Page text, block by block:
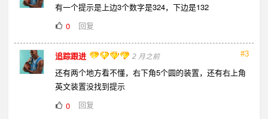
有一个提示是上边3个数字是324，下边是132
0
回复
#3
追踪跟进 2 月之前
还有两个地方看不懂，右下角5个圆的装置，还有右上角
英文装置没找到提示
0
回复